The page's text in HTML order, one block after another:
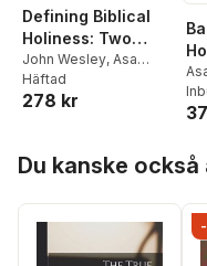
Defining Biblical
Holiness: Two
Views of Christian
Perfection
John Wesley, Asa
Mahan
Häftad
278 kr
Du kanske